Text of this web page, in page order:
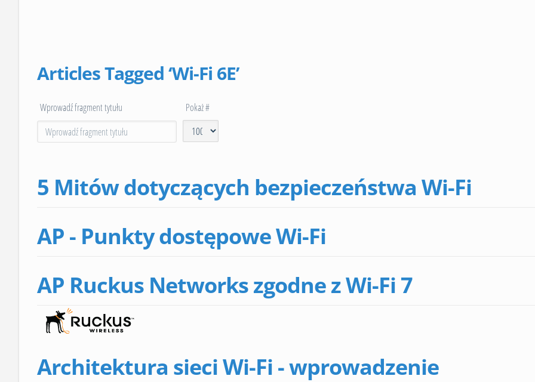
Articles Tagged ‘Wi-Fi 6E’
Wprowadź fragment tytułu Pokaż #
5 Mitów dotyczących bezpieczeństwa Wi-Fi
AP - Punkty dostępowe Wi-Fi
AP Ruckus Networks zgodne z Wi-Fi 7
Architektura sieci Wi-Fi - wprowadzenie